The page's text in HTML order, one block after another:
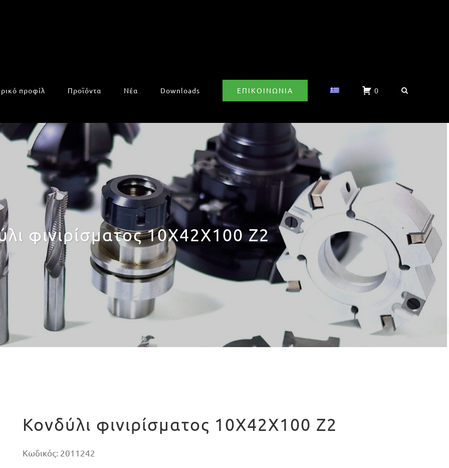
προφίλ Προϊόντα Νέα Downloads ΕΠΙΚΟΙΝΩΝΊΑ 0
φινιρίσματος 10X42X100 Z2
Κονδύλι φινιρίσματος 10X42X100 Z2
Κωδικός: 2011242